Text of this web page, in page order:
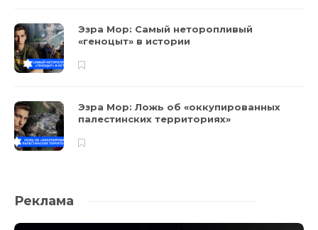
Эзра Мор: Самый неторопливый
«геноцыт» в истории
Эзра Мор: Ложь об «оккупированных
палестинских территориях»
Реклама